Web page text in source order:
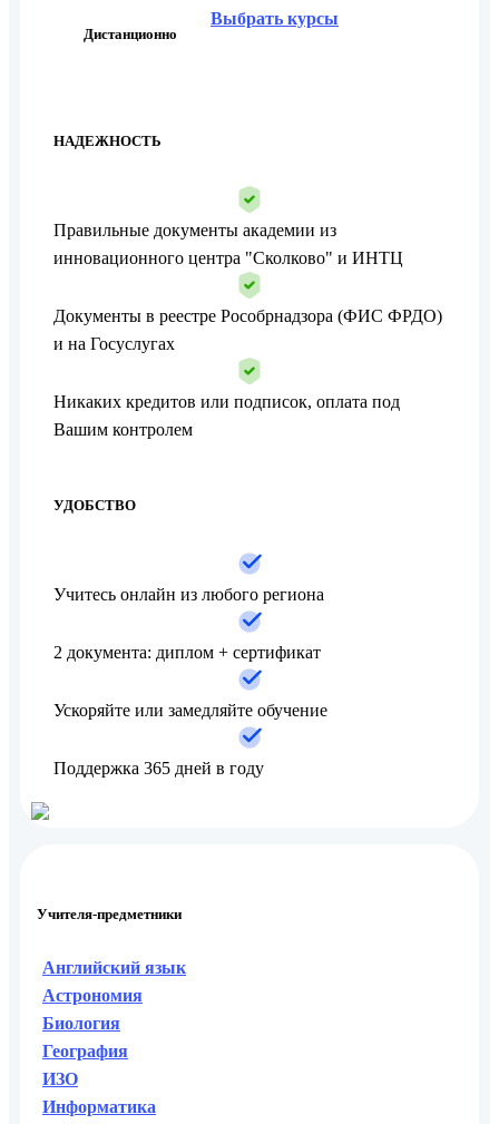
Дистанционно
Выбрать курсы
НАДЕЖНОСТЬ
Правильные документы академии из
инновационного центра "Сколково" и ИНТЦ
Документы в реестре Рособрнадзора (ФИС ФРДО)
и на Госуслугах
Никаких кредитов или подписок, оплата под
Вашим контролем
УДОБСТВО
Учитесь онлайн из любого региона
2 документа: диплом + сертификат
Ускоряйте или замедляйте обучение
Поддержка 365 дней в году
Учителя-предметники
Английский язык
Астрономия
Биология
География
ИЗО
Информатика